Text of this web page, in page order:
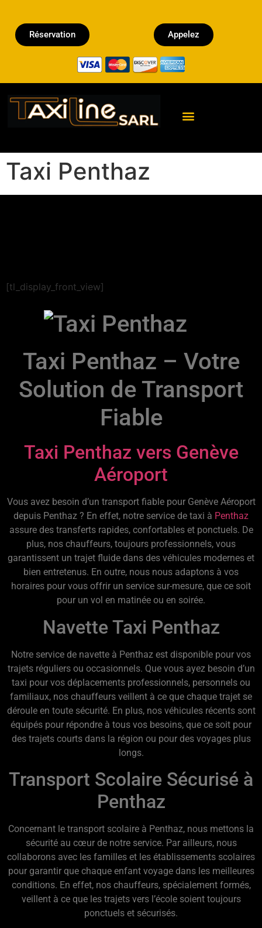
Réservation Appelez
Taxi Penthaz
[tl_display_front_view]
Taxi Penthaz – Votre
Solution de Transport
Fiable
Taxi Penthaz vers Genève
Aéroport
Vous avez besoin d’un transport fiable pour Genève Aéroport
depuis Penthaz ? En effet, notre service de taxi à Penthaz
assure des transferts rapides, confortables et ponctuels. De
plus, nos chauffeurs, toujours professionnels, vous
garantissent un trajet fluide dans des véhicules modernes et
bien entretenus. En outre, nous nous adaptons à vos
horaires pour vous offrir un service sur-mesure, que ce soit
pour un vol en matinée ou en soirée.
Navette Taxi Penthaz
Notre service de navette à Penthaz est disponible pour vos
trajets réguliers ou occasionnels. Que vous ayez besoin d’un
taxi pour vos déplacements professionnels, personnels ou
familiaux, nos chauffeurs veillent à ce que chaque trajet se
déroule en toute sécurité. En plus, nos véhicules récents sont
équipés pour répondre à tous vos besoins, que ce soit pour
des trajets courts dans la région ou pour des voyages plus
longs.
Transport Scolaire Sécurisé à
Penthaz
Concernant le transport scolaire à Penthaz, nous mettons la
sécurité au cœur de notre service. Par ailleurs, nous
collaborons avec les familles et les établissements scolaires
pour garantir que chaque enfant voyage dans les meilleures
conditions. En effet, nos chauffeurs, spécialement formés,
veillent à ce que les trajets vers l’école soient toujours
ponctuels et sécurisés.